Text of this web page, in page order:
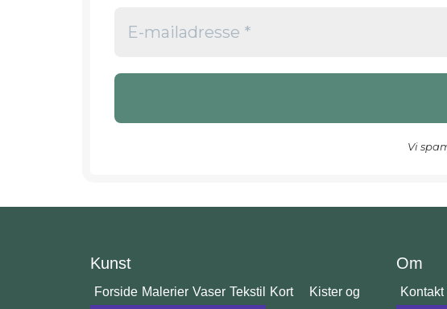
Vi
Kunst
Forside Malerier Vaser Tekstil Kort Kister og
Om
Kontakt